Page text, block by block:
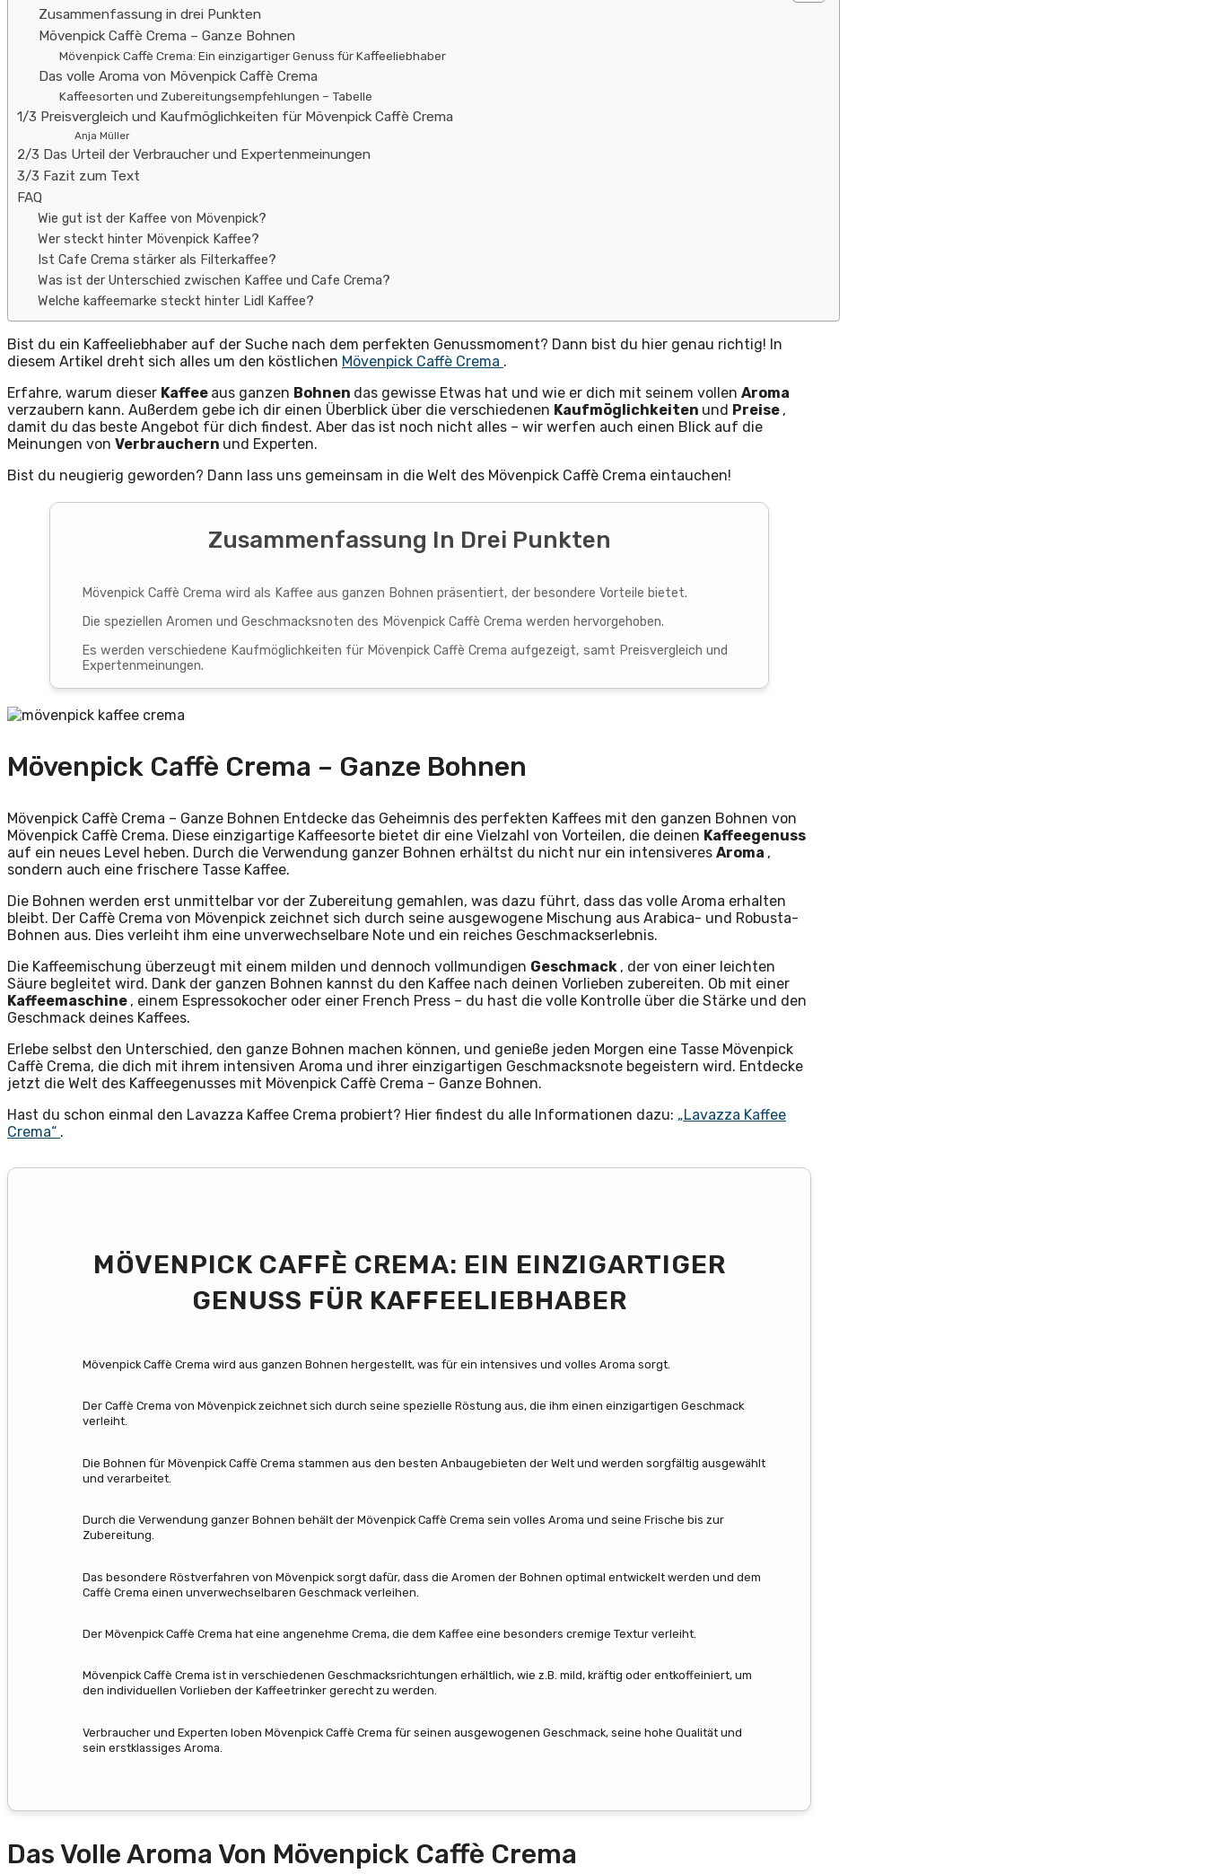
Zusammenfassung in drei Punkten
Mövenpick Caffè Crema – Ganze Bohnen
Mövenpick Caffè Crema: Ein einzigartiger Genuss für Kaffeeliebhaber
Das volle Aroma von Mövenpick Caffè Crema
Kaffeesorten und Zubereitungsempfehlungen – Tabelle
1/3 Preisvergleich und Kaufmöglichkeiten für Mövenpick Caffè Crema
Anja Müller
2/3 Das Urteil der Verbraucher und Expertenmeinungen
3/3 Fazit zum Text
FAQ
Wie gut ist der Kaffee von Mövenpick?
Wer steckt hinter Mövenpick Kaffee?
Ist Cafe Crema stärker als Filterkaffee?
Was ist der Unterschied zwischen Kaffee und Cafe Crema?
Welche kaffeemarke steckt hinter Lidl Kaffee?
Bist du ein Kaffeeliebhaber auf der Suche nach dem perfekten Genussmoment? Dann bist du hier genau richtig! In
diesem Artikel dreht sich alles um den köstlichen Mövenpick Caffè Crema .
Erfahre, warum dieser Kaffee aus ganzen Bohnen das gewisse Etwas hat und wie er dich mit seinem vollen Aroma
verzaubern kann. Außerdem gebe ich dir einen Überblick über die verschiedenen Kaufmöglichkeiten und Preise ,
damit du das beste Angebot für dich findest. Aber das ist noch nicht alles – wir werfen auch einen Blick auf die
Meinungen von Verbrauchern und Experten.
Bist du neugierig geworden? Dann lass uns gemeinsam in die Welt des Mövenpick Caffè Crema eintauchen!
Zusammenfassung In Drei Punkten
Mövenpick Caffè Crema wird als Kaffee aus ganzen Bohnen präsentiert, der besondere Vorteile bietet.
Die speziellen Aromen und Geschmacksnoten des Mövenpick Caffè Crema werden hervorgehoben.
Es werden verschiedene Kaufmöglichkeiten für Mövenpick Caffè Crema aufgezeigt, samt Preisvergleich und
Expertenmeinungen.
Mövenpick Caffè Crema – Ganze Bohnen
Mövenpick Caffè Crema – Ganze Bohnen Entdecke das Geheimnis des perfekten Kaffees mit den ganzen Bohnen von
Mövenpick Caffè Crema. Diese einzigartige Kaffeesorte bietet dir eine Vielzahl von Vorteilen, die deinen Kaffeegenuss
auf ein neues Level heben. Durch die Verwendung ganzer Bohnen erhältst du nicht nur ein intensiveres Aroma ,
sondern auch eine frischere Tasse Kaffee.
Die Bohnen werden erst unmittelbar vor der Zubereitung gemahlen, was dazu führt, dass das volle Aroma erhalten
bleibt. Der Caffè Crema von Mövenpick zeichnet sich durch seine ausgewogene Mischung aus Arabica- und Robusta-
Bohnen aus. Dies verleiht ihm eine unverwechselbare Note und ein reiches Geschmackserlebnis.
Die Kaffeemischung überzeugt mit einem milden und dennoch vollmundigen Geschmack , der von einer leichten
Säure begleitet wird. Dank der ganzen Bohnen kannst du den Kaffee nach deinen Vorlieben zubereiten. Ob mit einer
Kaffeemaschine , einem Espressokocher oder einer French Press – du hast die volle Kontrolle über die Stärke und den
Geschmack deines Kaffees.
Erlebe selbst den Unterschied, den ganze Bohnen machen können, und genieße jeden Morgen eine Tasse Mövenpick
Caffè Crema, die dich mit ihrem intensiven Aroma und ihrer einzigartigen Geschmacksnote begeistern wird. Entdecke
jetzt die Welt des Kaffeegenusses mit Mövenpick Caffè Crema – Ganze Bohnen.
Hast du schon einmal den Lavazza Kaffee Crema probiert? Hier findest du alle Informationen dazu: „Lavazza Kaffee
Crema“ .
MÖVENPICK CAFFÈ CREMA: EIN EINZIGARTIGER
GENUSS FÜR KAFFEELIEBHABER
Mövenpick Caffè Crema wird aus ganzen Bohnen hergestellt, was für ein intensives und volles Aroma sorgt.
Der Caffè Crema von Mövenpick zeichnet sich durch seine spezielle Röstung aus, die ihm einen einzigartigen Geschmack
verleiht.
Die Bohnen für Mövenpick Caffè Crema stammen aus den besten Anbaugebieten der Welt und werden sorgfältig ausgewählt
und verarbeitet.
Durch die Verwendung ganzer Bohnen behält der Mövenpick Caffè Crema sein volles Aroma und seine Frische bis zur
Zubereitung.
Das besondere Röstverfahren von Mövenpick sorgt dafür, dass die Aromen der Bohnen optimal entwickelt werden und dem
Caffè Crema einen unverwechselbaren Geschmack verleihen.
Der Mövenpick Caffè Crema hat eine angenehme Crema, die dem Kaffee eine besonders cremige Textur verleiht.
Mövenpick Caffè Crema ist in verschiedenen Geschmacksrichtungen erhältlich, wie z.B. mild, kräftig oder entkoffeiniert, um
den individuellen Vorlieben der Kaffeetrinker gerecht zu werden.
Verbraucher und Experten loben Mövenpick Caffè Crema für seinen ausgewogenen Geschmack, seine hohe Qualität und
sein erstklassiges Aroma.
Das Volle Aroma Von Mövenpick Caffè Crema